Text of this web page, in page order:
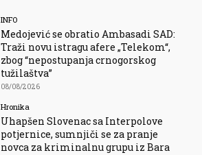
INFO
Medojević se obratio Ambasadi SAD:
Traži novu istragu afere „Telekom“,
zbog “nepostupanja crnogorskog
tužilaštva”
08/08/2026
Hronika
Uhapšen Slovenac sa Interpolove
potjernice, sumnjiči se za pranje
novca za kriminalnu grupu iz Bara